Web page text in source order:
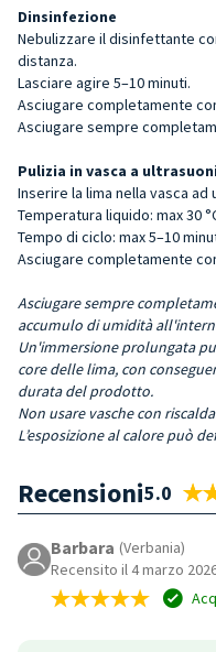
Dinsinfezione
Nebulizzare il disinfettante
distanza.
Lasciare agire 5–10 minuti.
Asciugare completamente
Asciugare sempre
Pulizia in vasca a ultrasuoni
Inserire la lima nella vasca ad
Temperatura liquido: max 30
Tempo di ciclo: max 5–10
Asciugare completamente
Asciugare sempre
accumulo di umidità
Un'immersione prolungata
core delle lima, con
durata del prodotto.
Non usare vasche con
L’esposizione al calore può
Recensioni5.0
Barbara (Verbania)
Recensito il 4 marzo